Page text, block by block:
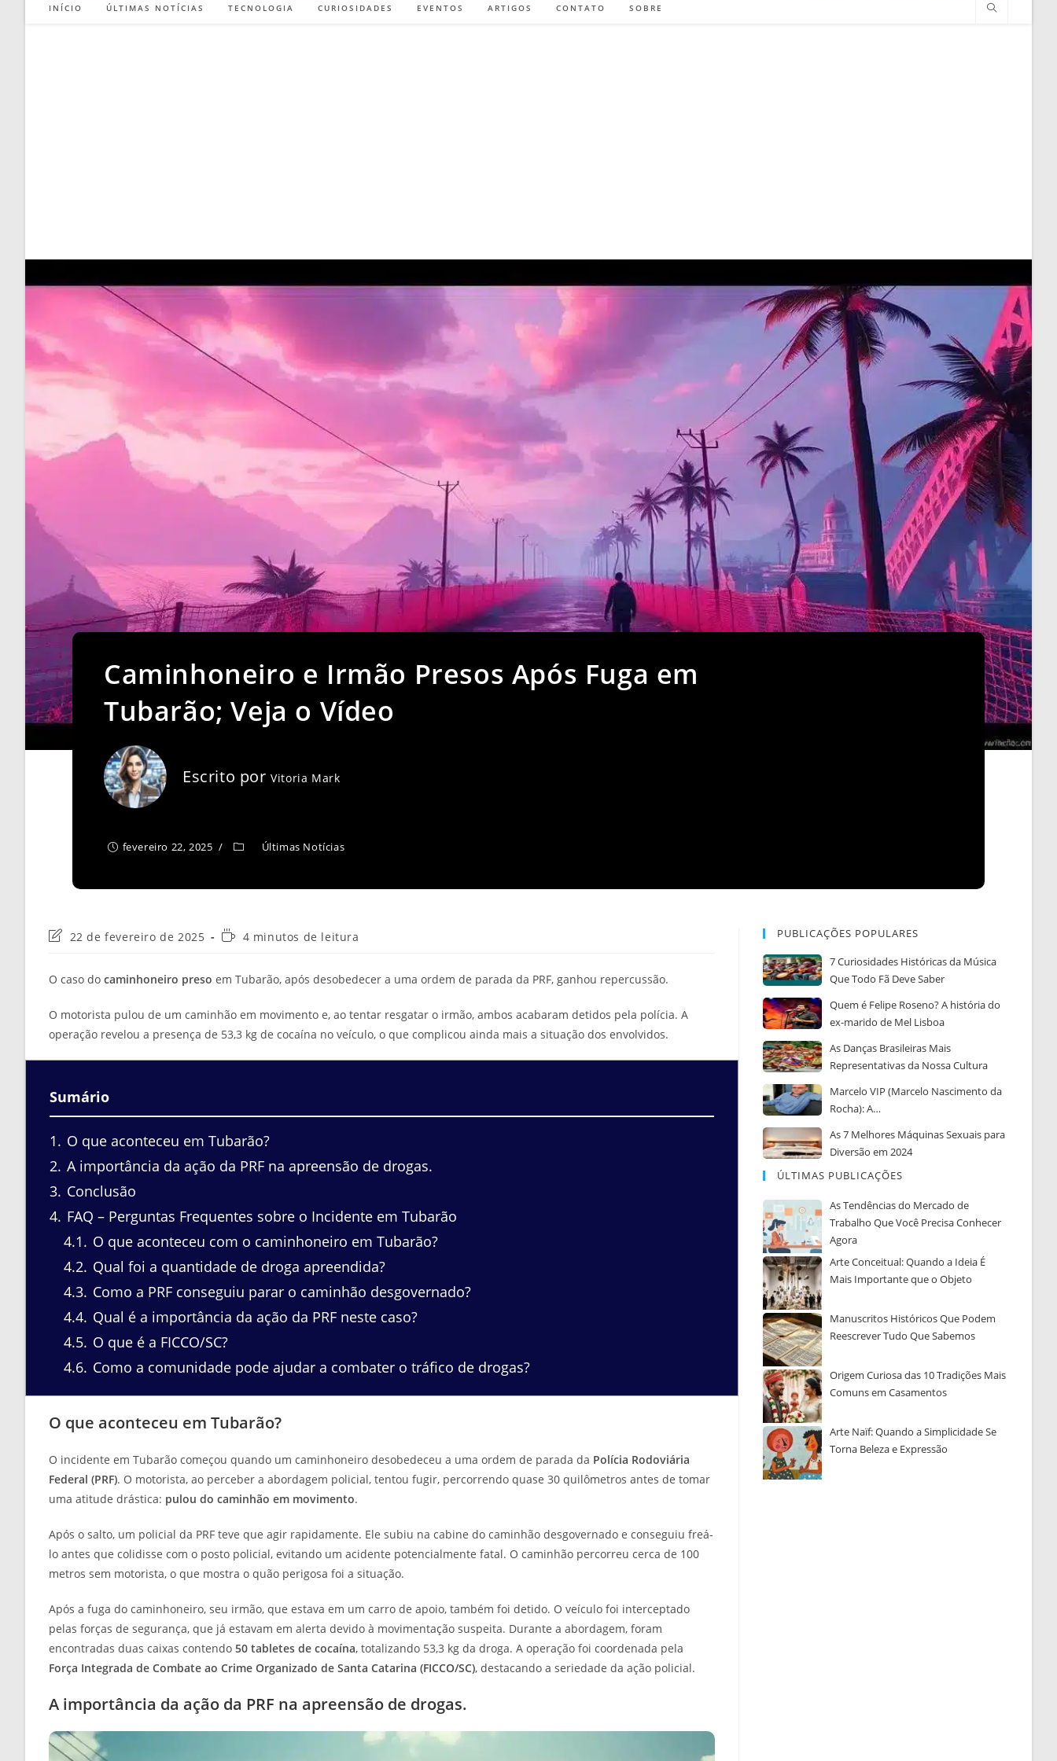
INÍCIO ÚLTIMAS NOTÍCIAS TECNOLOGIA CURIOSIDADES EVENTOS ARTIGOS CONTATO SOBRE
Caminhoneiro e Irmão Presos Após Fuga em
Tubarão; Veja o Vídeo
Escrito porVitoria Mark
fevereiro 22, 2025 Últimas Notícias
Última
post:
22 de fevereiro de 2025
Tempo4 minutos de leitura
O caso do caminhoneiro preso em Tubarão, após desobedecer a uma ordem de parada da PRF, ganhou repercussão.
O motorista pulou de um caminhão em movimento e, ao tentar resgatar o irmão, ambos acabaram detidos pela polícia. A
operação revelou a presença de 53,3 kg de cocaína no veículo, o que complicou ainda mais a situação dos envolvidos.
Sumário
1
O que aconteceu em Tubarão?
2 A importância da ação da PRF na apreensão de drogas.
3 Conclusão
4 FAQ – Perguntas Frequentes sobre o Incidente em Tubarão
4.1
O que aconteceu com o caminhoneiro em Tubarão?
4.2 Qual foi a quantidade de droga apreendida?
4.3 Como a PRF conseguiu parar o caminhão desgovernado?
4.4 Qual é a importância da ação da PRF neste caso?
4.5 O que é a FICCO/SC?
4.6 Como a comunidade pode ajudar a combater o tráfico de drogas?
O que aconteceu em Tubarão?
O incidente em Tubarão começou quando um caminhoneiro desobedeceu a uma ordem de parada da Polícia Rodoviária
Federal (PRF). O motorista, ao perceber a abordagem policial, tentou fugir, percorrendo quase 30 quilômetros antes de tomar
uma atitude drástica: pulou do caminhão em movimento.
Após o salto, um policial da PRF teve que agir rapidamente. Ele subiu na cabine do caminhão desgovernado e conseguiu freá-
lo antes que colidisse com o posto policial, evitando um acidente potencialmente fatal. O caminhão percorreu cerca de 100
metros sem motorista, o que mostra o quão perigosa foi a situação.
Após a fuga do caminhoneiro, seu irmão, que estava em um carro de apoio, também foi detido. O veículo foi interceptado
pelas forças de segurança, que já estavam em alerta devido à movimentação suspeita. Durante a abordagem, foram
encontradas duas caixas contendo 50 tabletes de cocaína, totalizando 53,3 kg da droga. A operação foi coordenada pela
Força Integrada de Combate ao Crime Organizado de Santa Catarina (FICCO/SC), destacando a seriedade da ação policial.
A importância da ação da PRF na apreensão de drogas.
PUBLICAÇÕES POPULARES
7 Curiosidades Históricas da Música
Que Todo Fã Deve Saber
Quem é Felipe Roseno? A história do
ex-marido de Mel Lisboa
As Danças Brasileiras Mais
Representativas da Nossa Cultura
Marcelo VIP (Marcelo Nascimento da
Rocha): A…
As 7 Melhores Máquinas Sexuais para
Diversão em 2024
ÚLTIMAS PUBLICAÇÕES
As Tendências do Mercado de
Trabalho Que Você Precisa Conhecer
Agora
Arte Conceitual: Quando a Ideia É
Mais Importante que o Objeto
Manuscritos Históricos Que Podem
Reescrever Tudo Que Sabemos
Origem Curiosa das 10 Tradições Mais
Comuns em Casamentos
Arte Naïf: Quando a Simplicidade Se
Torna Beleza e Expressão